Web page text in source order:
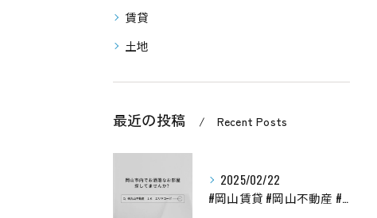
賃貸
土地
最近の投稿 Recent Posts
2025/02/22
#岡山賃貸 #岡山不動産 #岡山お部屋探し #岡山物件 #岡...